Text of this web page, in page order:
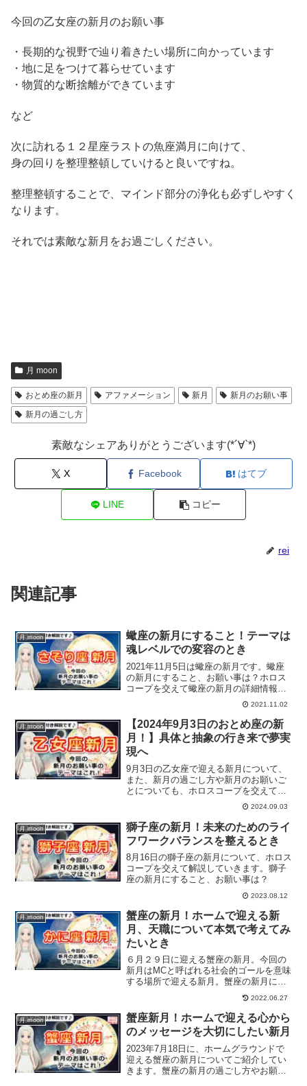
今回の乙女座の新月のお願い事
・長期的な視野で辿り着きたい場所に向かっています
・地に足をつけて暮らせています
・物質的な断捨離ができています
など
次に訪れる１２星座ラストの魚座満月に向けて、
身の回りを整理整頓していけると良いですね。
整理整頓することで、マインド部分の浄化も必ずしやすく
なります。
それでは素敵な新月をお過ごしください。
月 moon
おとめ座の新月 アファメーション 新月
新月のお願い事
新月の過ごし方
素敵なシェアありがとうございます(*´∀`*)
X Facebook はてブ
LINE コピー
rei
関連記事
月 moon
蠍座の新月にすること！テーマは
魂レベルでの変容のとき
2021年11月5日は蠍座の新月です。蠍座
の新月にすること、お願い事は？ホロス
コープを交えて蠍座の新月の詳細情報を
2021.11.02
月 moon
【2024年9月3日のおとめ座の新
月！】具体と抽象の行き来で夢実
現へ
9月3日の乙女座で迎える新月について、
また、新月の過ごし方や新月のお願いご
とについても、ホロスコープを交えて解
2024.09.03
月 moon
獅子座の新月！未来のためのライ
フワークバランスを整えるとき
8月16日の獅子座の新月について、ホロス
コープを交えて解説していきます。獅子
座の新月にすること、お願い事は？
2023.08.12
月 moon
蟹座の新月！ホームで迎える新
月、天職について本気で考えてみ
たいとき
６月２９日に迎える蟹座の新月。今回の
新月はMCと呼ばれる社会的ゴールを意味
する場所で迎える新月。蟹座の新月にす
ること、お願い事など解説します。2022.06.27
月 moon
蟹座新月！ホームで迎える心から
のメッセージを大切にしたい新月
2023年7月18日に、ホームグラウンドで
迎える蟹座の新月についてご紹介してい
きます。蟹座の新月の過ごし方やお願い